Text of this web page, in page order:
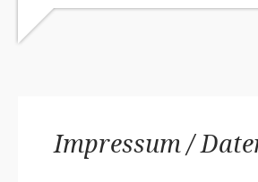
Impressum /